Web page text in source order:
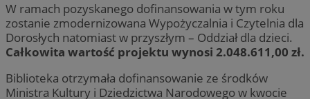
W ramach pozyskanego dofinansowania w tym roku
zostanie zmodernizowana Wypożyczalnia i Czytelnia dla
Dorosłych natomiast w przyszłym – Oddział dla dzieci.
Całkowita wartość projektu wynosi 2.048.611,00 zł.
Biblioteka otrzymała dofinansowanie ze środków
Ministra Kultury i Dziedzictwa Narodowego w kwocie